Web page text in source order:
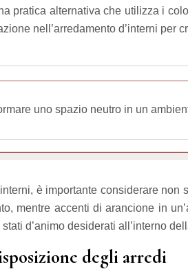
pratica alternativa che utilizza i
nell’arredamento d’interni
uno spazio neutro in un
è importante considerare
mentre accenti di arancione in
d’animo desiderati all’interno
degli arredi